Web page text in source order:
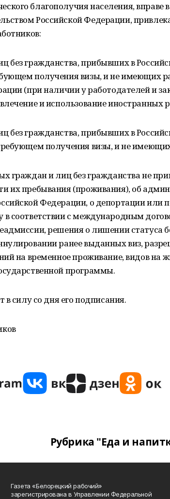
благополучия населения, вправе
Российской Федерации,
без гражданства, прибывших в
получения визы, и не имеющих
(при наличии у работодателей и
и использование иностранных
без гражданства, прибывших в
получения визы, и не
граждан и лиц без гражданства не
их пребывания (проживания), об
Федерации, о депортации или
в соответствии с международным
решения о лишении статуса
ранее выданных виз,
на временное проживание, видов на
программы.
в силу со дня его подписания.
Рубрика "Еда и
Газета «Белорецкий рабочий»
зарегистрирована в Управлении Федеральной